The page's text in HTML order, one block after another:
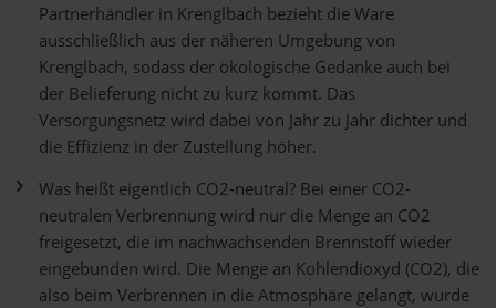
Partnerhändler in Krenglbach bezieht die Ware
ausschließlich aus der näheren Umgebung von
Krenglbach, sodass der ökologische Gedanke auch bei
der Belieferung nicht zu kurz kommt. Das
Versorgungsnetz wird dabei von Jahr zu Jahr dichter und
die Effizienz in der Zustellung höher.
Was heißt eigentlich CO2-neutral? Bei einer CO2-
neutralen Verbrennung wird nur die Menge an CO2
freigesetzt, die im nachwachsenden Brennstoff wieder
eingebunden wird. Die Menge an Kohlendioxyd (CO2), die
also beim Verbrennen in die Atmosphäre gelangt, wurde